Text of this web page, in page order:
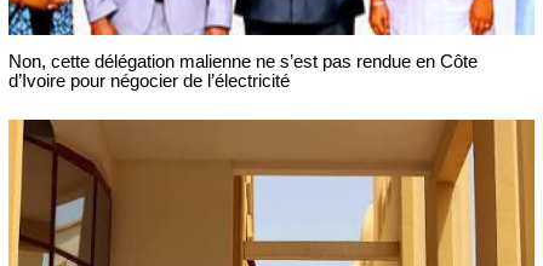
Non, cette délégation malienne ne s’est pas rendue en Côte
d’Ivoire pour négocier de l’électricité